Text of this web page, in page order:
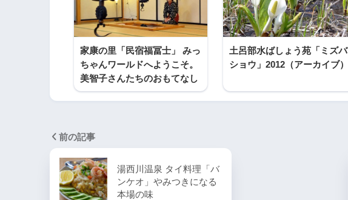
家康の里「民宿福冨士」 みっ
ちゃんワールドへようこそ。
美智子さんたちのおもてなし
土呂部水ばしょう苑「ミズバ
ショウ」2012（アーカイブ）
前の記事
湯西川温泉 タイ料理「バ
ンケオ」やみつきになる
本場の味